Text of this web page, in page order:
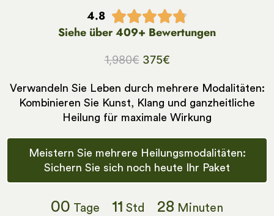
4.8 
Siehe über 409+ Bewertungen
1,980€ 375€
Verwandeln Sie Leben durch mehrere Modalitäten:
Kombinieren Sie Kunst, Klang und ganzheitliche
Heilung für maximale Wirkung
Meistern Sie mehrere Heilungsmodalitäten:
Sichern Sie sich noch heute Ihr Paket
00 Tage 11 Std 28 Minuten